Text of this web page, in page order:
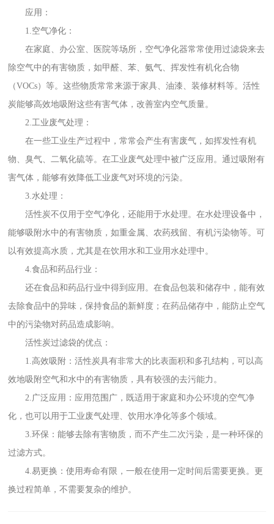
应用：
1.空气净化：
在家庭、办公室、医院等场所，空气净化器常常使用过滤袋来去
除空气中的有害物质，如甲醛、苯、氨气、挥发性有机化合物
（VOCs）等。这些物质常常来源于家具、油漆、装修材料等。活性
炭能够高效地吸附这些有害气体，改善室内空气质量。
2.工业废气处理：
在一些工业生产过程中，常常会产生有害废气，如挥发性有机
物、臭气、二氧化硫等。在工业废气处理中被广泛应用。通过吸附有
害气体，能够有效降低工业废气对环境的污染。
3.水处理：
活性炭不仅用于空气净化，还能用于水处理。在水处理设备中，
能够吸附水中的有害物质，如重金属、农药残留、有机污染物等。可
以有效提高水质，尤其是在饮用水和工业用水处理中。
4.食品和药品行业：
还在食品和药品行业中得到应用。在食品包装和储存中，能有效
去除食品中的异味，保持食品的新鲜度；在药品储存中，能防止空气
中的污染物对药品造成影响。
活性炭过滤袋的优点：
1.高效吸附：活性炭具有非常大的比表面积和多孔结构，可以高
效地吸附空气和水中的有害物质，具有较强的去污能力。
2.广泛应用：应用范围广，既适用于家庭和办公环境的空气净
化，也可以用于工业废气处理、饮用水净化等多个领域。
3.环保：能够去除有害物质，而不产生二次污染，是一种环保的
过滤方式。
4.易更换：使用寿命有限，一般在使用一定时间后需要更换。更
换过程简单，不需要复杂的维护。